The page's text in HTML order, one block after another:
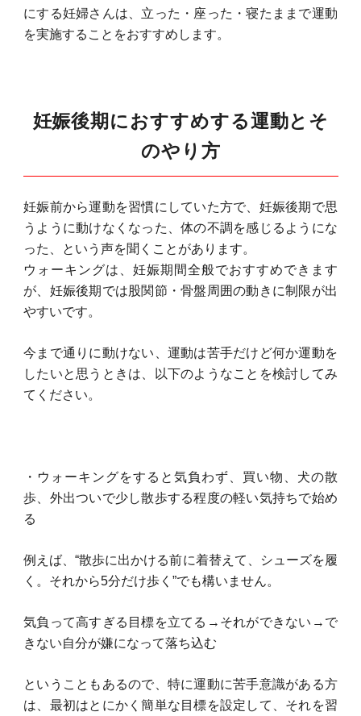
にする妊婦さんは、立った・座った・寝たままで運動
を実施することをおすすめします。
妊娠後期におすすめする運動とそ
のやり方
妊娠前から運動を習慣にしていた方で、妊娠後期で思
うように動けなくなった、体の不調を感じるようにな
った、という声を聞くことがあります。
ウォーキングは、妊娠期間全般でおすすめできます
が、妊娠後期では股関節・骨盤周囲の動きに制限が出
やすいです。
今まで通りに動けない、運動は苦手だけど何か運動を
したいと思うときは、以下のようなことを検討してみ
てください。
・ウォーキングをすると気負わず、買い物、犬の散
歩、外出ついで少し散歩する程度の軽い気持ちで始め
る
例えば、“散歩に出かける前に着替えて、シューズを履
く。それから5分だけ歩く”でも構いません。
気負って高すぎる目標を立てる→それができない→で
きない自分が嫌になって落ち込む
ということもあるので、特に運動に苦手意識がある方
は、最初はとにかく簡単な目標を設定して、それを習